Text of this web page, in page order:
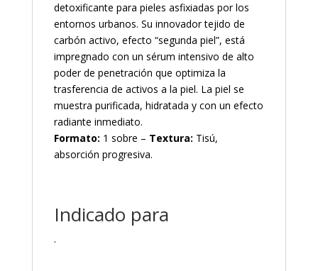
detoxificante para pieles asfixiadas por los
entornos urbanos. Su innovador tejido de
carbón activo, efecto “segunda piel”, está
impregnado con un sérum intensivo de alto
poder de penetración que optimiza la
trasferencia de activos a la piel. La piel se
muestra purificada, hidratada y con un efecto
radiante inmediato.
Formato: 1 sobre – Textura: Tisú,
absorción progresiva.
Indicado para
.